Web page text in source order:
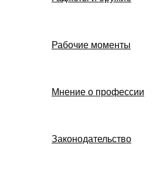
Рабочие моменты
Мнение о профессии
Законодательство